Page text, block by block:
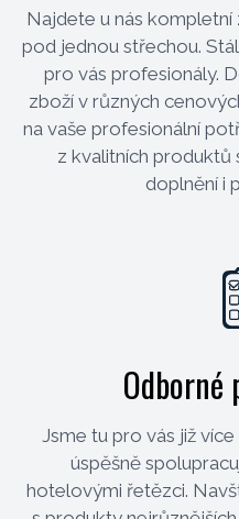
Najdete u nás kompletní
pod jednou střechou.
pro vás profesionály.
zboží v různých
na vaše profesionální
z kvalitních
doplnění i
Odborné
Jsme tu pro vás již
úspěšně
hotelovými řetězci.